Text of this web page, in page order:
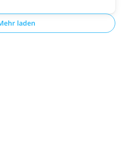
laden